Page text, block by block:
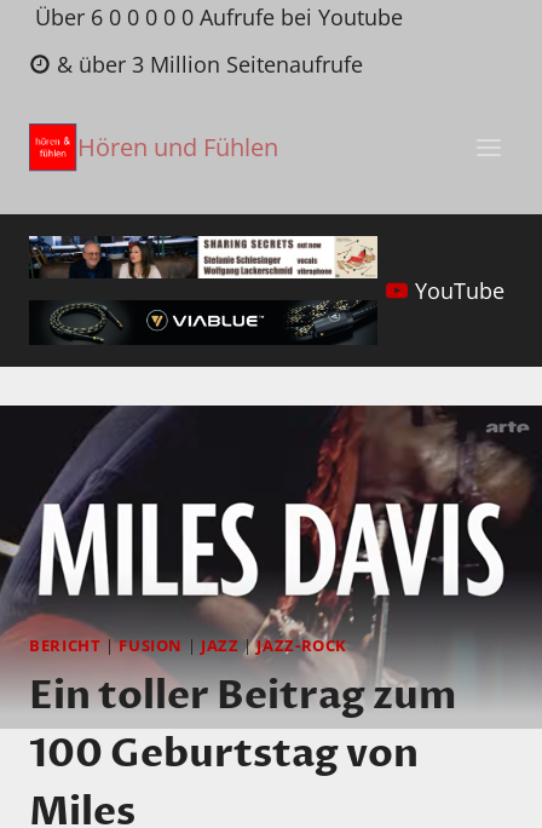
Zum
Inhalt
springen
Über 6 0 0 0 0 0 Aufrufe bei Youtube
& über 3 Million Seitenaufrufe
Hören und Fühlen
YouTube
BERICHT |FUSION | JAZZ |JAZZ-ROCK
Ein toller Beitrag zum
100 Geburtstag von
Miles